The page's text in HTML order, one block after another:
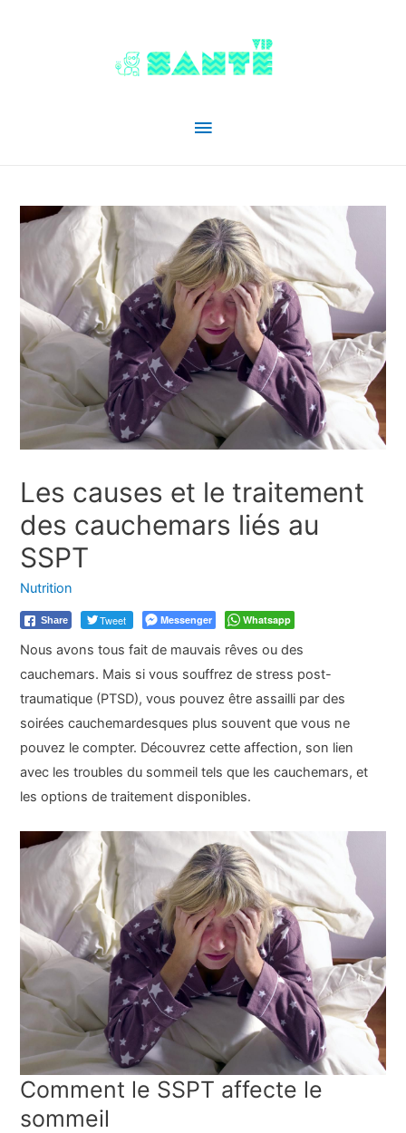
Menu
Les causes et le traitement
des cauchemars liés au
SSPT
Nutrition
Share Tweet Messenger Whatsapp
Nous avons tous fait de mauvais rêves ou des
cauchemars. Mais si vous souffrez de stress post-
traumatique (PTSD), vous pouvez être assailli par des
soirées cauchemardesques plus souvent que vous ne
pouvez le compter. Découvrez cette affection, son lien
avec les troubles du sommeil tels que les cauchemars, et
les options de traitement disponibles.
Comment le SSPT affecte le
sommeil